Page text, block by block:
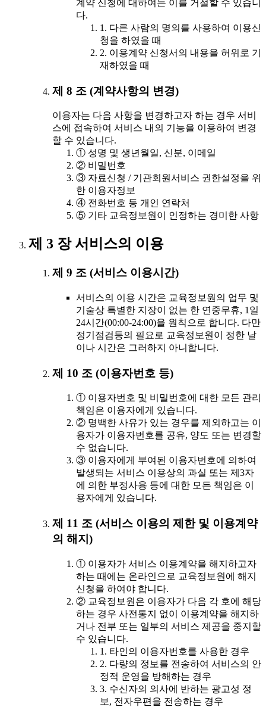
계약 신청에 대하여는 이를 거절할 수 있습니
다.
1. 다른 사람의 명의를 사용하여 이용신
청을 하였을 때
2. 이용계약 신청서의 내용을 허위로 기
재하였을 때
제 8 조 (계약사항의 변경)
이용자는 다음 사항을 변경하고자 하는 경우 서비
스에 접속하여 서비스 내의 기능을 이용하여 변경
할 수 있습니다.
① 성명 및 생년월일, 신분, 이메일
② 비밀번호
③ 자료신청 / 기관회원서비스 권한설정을 위
한 이용자정보
④ 전화번호 등 개인 연락처
⑤ 기타 교육정보원이 인정하는 경미한 사항
제 3 장 서비스의 이용
제 9 조 (서비스 이용시간)
서비스의 이용 시간은 교육정보원의 업무 및
기술상 특별한 지장이 없는 한 연중무휴, 1일
24시간(00:00-24:00)을 원칙으로 합니다. 다만
정기점검등의 필요로 교육정보원이 정한 날
이나 시간은 그러하지 아니합니다.
제 10 조 (이용자번호 등)
① 이용자번호 및 비밀번호에 대한 모든 관리
책임은 이용자에게 있습니다.
② 명백한 사유가 있는 경우를 제외하고는 이
용자가 이용자번호를 공유, 양도 또는 변경할
수 없습니다.
③ 이용자에게 부여된 이용자번호에 의하여
발생되는 서비스 이용상의 과실 또는 제3자
에 의한 부정사용 등에 대한 모든 책임은 이
용자에게 있습니다.
제 11 조 (서비스 이용의 제한 및 이용계약
의 해지)
① 이용자가 서비스 이용계약을 해지하고자
하는 때에는 온라인으로 교육정보원에 해지
신청을 하여야 합니다.
② 교육정보원은 이용자가 다음 각 호에 해당
하는 경우 사전통지 없이 이용계약을 해지하
거나 전부 또는 일부의 서비스 제공을 중지할
수 있습니다.
1. 타인의 이용자번호를 사용한 경우
2. 다량의 정보를 전송하여 서비스의 안
정적 운영을 방해하는 경우
3. 수신자의 의사에 반하는 광고성 정
보, 전자우편을 전송하는 경우